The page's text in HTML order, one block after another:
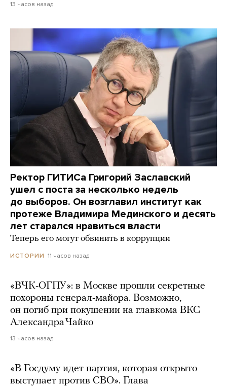
13 часов назад
Ректор ГИТИСа Григорий Заславский
ушел с поста за несколько недель
до выборов. Он возглавил институт как
протеже Владимира Мединского и десять
лет старался нравиться власти
Теперь его могут обвинить в коррупции
ИСТОРИИ 11 часов назад
«ВЧК-ОГПУ»: в Москве прошли секретные
похороны генерал-майора. Возможно,
он погиб при покушении на главкома ВКС
Александра Чайко
13 часов назад
«В Госдуму идет партия, которая открыто
выступает против СВО». Глава